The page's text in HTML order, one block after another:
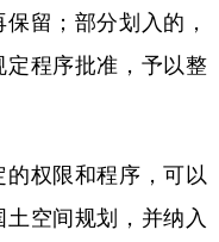
留；部分划入的，
程序批准，予以整
权限和程序，可以
空间规划，并纳入